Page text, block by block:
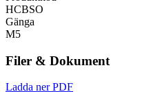
HCBSO
Gänga
M5
Filer & Dokument
Ladda ner PDF